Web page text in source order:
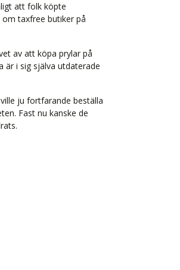
att folk köpte
taxfree butiker på
av att köpa prylar på
är i sig själva utdaterade
ju fortfarande beställa
Fast nu kanske de